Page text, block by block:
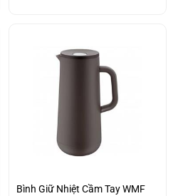
Bình Giữ Nhiệt Cầm Tay WMF